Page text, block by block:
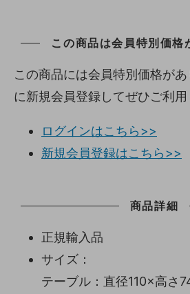
この商品は会員特別価格
この商品には会員特別価格が
に新規会員登録してぜひご利用
ログインはこちら>>
新規会員登録はこちら>>
商品詳細
正規輸入品
サイズ：
テーブル：直径110×高さ